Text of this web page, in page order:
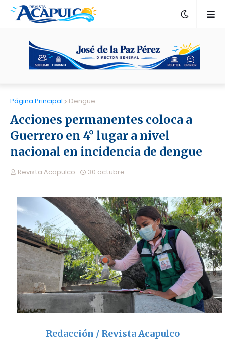
Página Principal Dengue
Acciones permanentes coloca a
Guerrero en 4° lugar a nivel
nacional en incidencia de dengue
Revista Acapulco 30 octubre
Redacción / Revista Acapulco